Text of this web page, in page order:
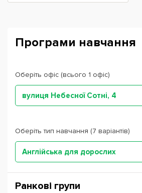
Програми навчання
Оберіть офіс (всього 1 офіс)
вулиця Небесної Сотні, 4
Оберіть тип навчання (7 варіантів)
Англійська для дорослих
Ранкові групи